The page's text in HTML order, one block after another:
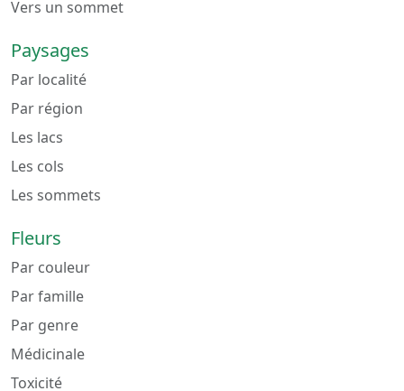
Vers un sommet
Paysages
Par localité
Par région
Les lacs
Les cols
Les sommets
Fleurs
Par couleur
Par famille
Par genre
Médicinale
Toxicité